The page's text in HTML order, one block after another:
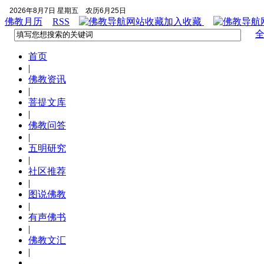
2026年8月7日 星期五 农历6月25日
佛教月历 RSS 加入收藏
首页
|
佛教资讯
|
菩提文库
|
佛教问答
|
五明研究
|
社区推荐
|
图说佛教
|
有声佛书
|
佛教文汇
|